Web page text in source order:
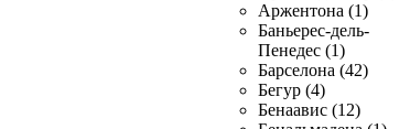
Аржентона (1)
Баньерес-дель-
Пенедес (1)
Барселона (42)
Бегур (4)
Бенаавис (12)